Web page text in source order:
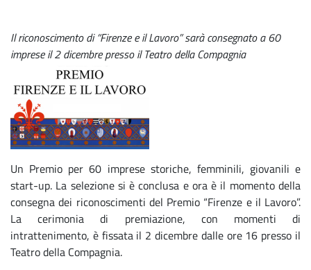
Il riconoscimento di “Firenze e il Lavoro” sarà consegnato a 60
imprese il 2 dicembre presso il Teatro della Compagnia
Un Premio per 60 imprese storiche, femminili, giovanili e
start-up. La selezione si è conclusa e ora è il momento della
consegna dei riconoscimenti del Premio “Firenze e il Lavoro”.
La cerimonia di premiazione, con momenti di
intrattenimento, è fissata il 2 dicembre dalle ore 16 presso il
Teatro della Compagnia.